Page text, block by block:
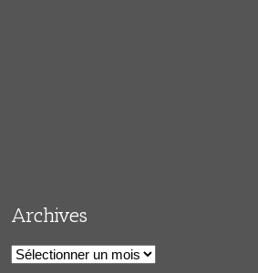
Archives
Archives